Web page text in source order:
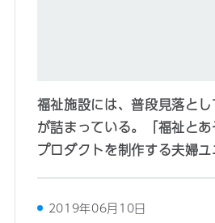
福祉施設には、普段見落と
が詰まっている。「福祉と
プロダクトを制作する夫婦ユ
2019年06月10日